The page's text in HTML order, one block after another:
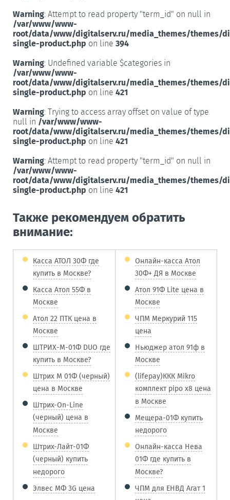
Warning: Attempt to read property "term_id" on null in
/var/www/www-
root/data/www/digitalserv.ru/media_themes/themes/
single-product.php on line 394
Warning: Undefined variable $categories in
/var/www/www-
root/data/www/digitalserv.ru/media_themes/themes/
single-product.php on line 421
Warning: Trying to access array offset on value of type
null in /var/www/www-
root/data/www/digitalserv.ru/media_themes/themes/
single-product.php on line 421
Warning: Attempt to read property "term_id" on null in
/var/www/www-
root/data/www/digitalserv.ru/media_themes/themes/
single-product.php on line 421
Также рекомендуем обратить
внимание:
Касса АТОЛ 30Ф где
купить в Москве?
Касса Атол 55Ф в
Москве
Атол 22 ПТК цена в
Москве
ШТРИХ-М-01Ф DUO где
купить в Москве?
Штрих М 01Ф (черный)
цена в Москве
Штрих-On-Line
(черный) цена в
Москве
Штрих-Лайт-01Ф
(черный) купить
недорого
Элвес МФ 3G цена
Онлайн-касса Атол
30Ф+ ДЯ в Москве
Атол 91Ф Lite цена в
Москве
ЧПМ Меркурий 115
цена
Ньюджер атол 91ф в
Москве
(lifepay)ККК Mikro
комплект pipo x8 цена
в Москве
Мещера-01Ф купить
недорого
Онлайн-касса Нева
01Ф где купить в
Москве?
ЧПМ для ЕНВД Агат 1